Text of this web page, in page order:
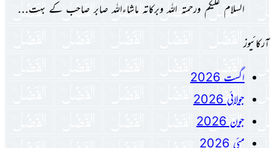
السلام علیکم ورحمتہ اللہ وبرکاتہ ماشاءاللہ صابر صاحب کے بہت...
آرکائیوز
اگست 2026
جولائی 2026
جون 2026
مئی 2026